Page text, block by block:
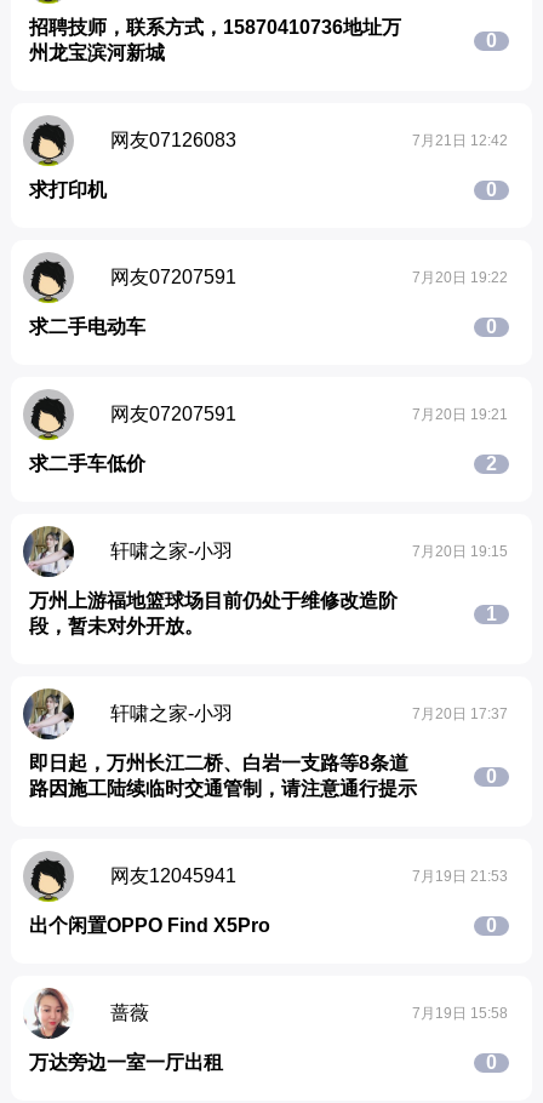
招聘技师，联系方式，15870410736地址万
州龙宝滨河新城
0
网友07126083 7月21日 12:42
求打印机 0
网友07207591 7月20日 19:22
求二手电动车 0
网友07207591 7月20日 19:21
求二手车低价 2
轩啸之家-小羽 7月20日 19:15
万州上游福地篮球场目前仍处于维修改造阶
段，暂未对外开放。
1
轩啸之家-小羽 7月20日 17:37
即日起，万州长江二桥、白岩一支路等8条道
路因施工陆续临时交通管制，请注意通行提示
0
网友12045941 7月19日 21:53
出个闲置OPPO Find X5Pro 0
蔷薇 7月19日 15:58
万达旁边一室一厅出租 0